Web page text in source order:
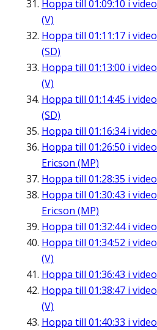
Hoppa till 01:09:10 i
(V)
Hoppa till 01:11:17 i
(SD)
Hoppa till 01:13:00 i
(V)
Hoppa till 01:14:45 i
(SD)
Hoppa till 01:16:34i
Hoppa till 01:26:50 i
Ericson (MP)
Hoppa till 01:28:35 i
Hoppa till 01:30:43 i
Ericson (MP)
Hoppa till 01:32:44i
Hoppa till 01:34:52 i
(V)
Hoppa till 01:36:43 i
Hoppa till 01:38:47 i
(V)
Hoppa till 01:40:33 i